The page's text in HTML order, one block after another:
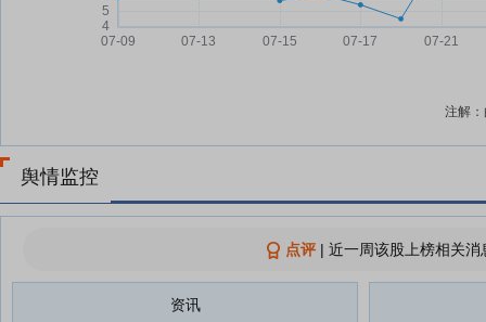
注解
舆情监控
点评| 近一周该股上榜相关
资讯